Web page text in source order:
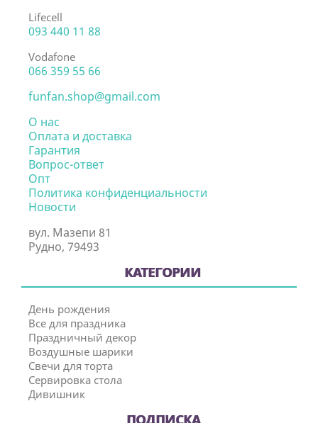
Lifecell
093 440 11 88
Vodafone
066 359 55 66
funfan.shop@gmail.com
О нас
Оплата и доставка
Гарантия
Вопрос-ответ
Опт
Политика конфиденциальности
Новости
вул. Мазепи 81
Рудно, 79493
КАТЕГОРИИ
День рождения
Все для праздника
Праздничный декор
Воздушные шарики
Свечи для торта
Сервировка стола
Дивишник
ПОДПИСКА